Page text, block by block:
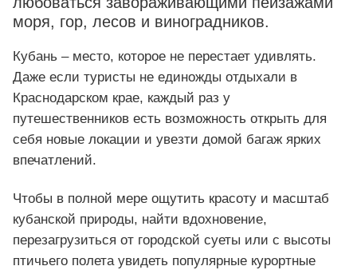
моря, гор, лесов и виноградников.
Кубань – место, которое не перестает удивлять.
Даже если туристы не единожды отдыхали в
Краснодарском крае, каждый раз у
путешественников есть возможность открыть для
себя новые локации и увезти домой багаж ярких
впечатлений.
Чтобы в полной мере ощутить красоту и масштаб
кубанской природы, найти вдохновение,
перезагрузиться от городской суеты или с высоты
птичьего полета увидеть популярные курортные